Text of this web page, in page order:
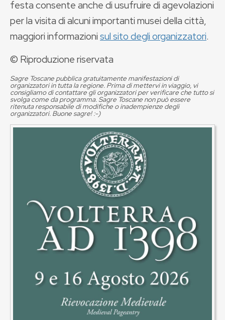
festa consente anche di usufruire di agevolazioni
per la visita di alcuni importanti musei della città,
maggiori informazionisul sito degli organizzatori.
© Riproduzione riservata
Sagre Toscane pubblica gratuitamente manifestazioni di
organizzatori in tutta la regione. Prima di mettervi in viaggio, vi
consigliamo di contattare gli organizzatori per verificare che tutto si
svolga come da programma. Sagre Toscane non può essere
ritenuta responsabile di modifiche o inadempienze degli
organizzatori. Buone sagre! :-)